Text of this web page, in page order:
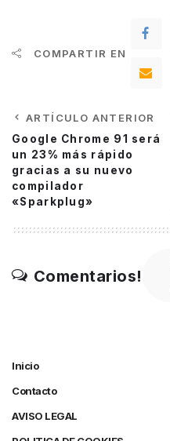
COMPARTIR EN
ARTÍCULO ANTERIOR
Google Chrome 91 será
un 23% más rápido
gracias a su nuevo
compilador
«Sparkplug»
Comentarios!
Inicio
Contacto
AVISO LEGAL